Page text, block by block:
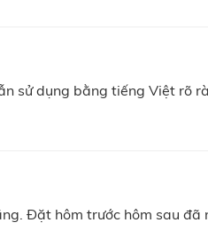
sử dụng bằng tiếng Việt rõ
Đặt hôm trước hôm sau